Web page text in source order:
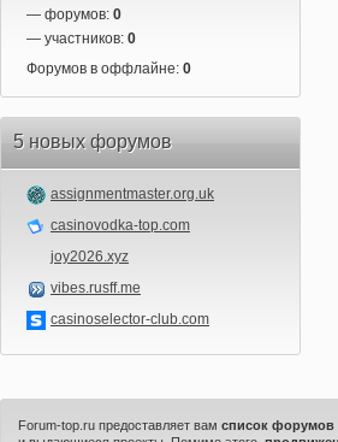
— форумов: 0
— участников: 0
Форумов в оффлайне: 0
5 новых форумов
assignmentmaster.org.uk
casinovodka-top.com
joy2026.xyz
vibes.rusff.me
casinoselector-club.com
Forum-top.ru предоставляет вамсписок форумов